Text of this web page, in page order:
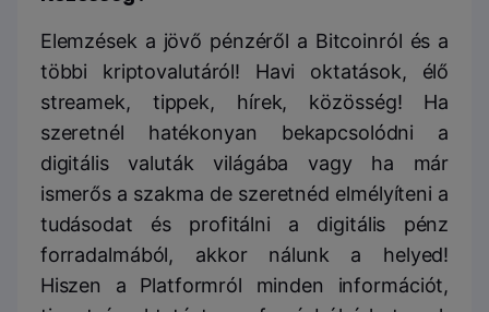
Elemzések a jövő pénzéről a Bitcoinról és a
többi kriptovalutáról! Havi oktatások, élő
streamek, tippek, hírek, közösség! Ha
szeretnél hatékonyan bekapcsolódni a
digitális valuták világába vagy ha már
ismerős a szakma de szeretnéd elmélyíteni a
tudásodat és profitálni a digitális pénz
forradalmából, akkor nálunk a helyed!
Hiszen a Platformról minden információt,